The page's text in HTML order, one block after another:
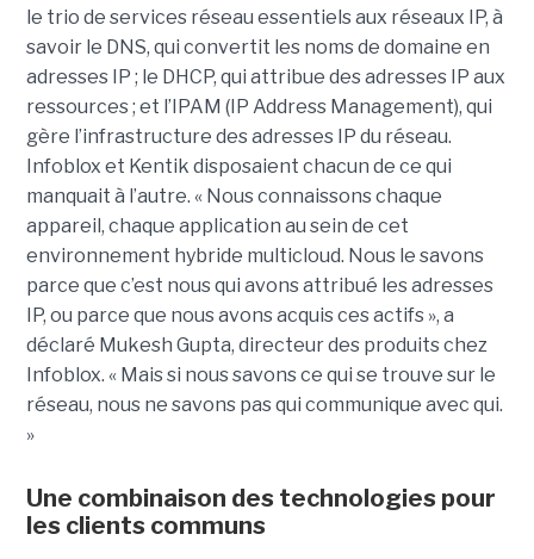
le trio de services réseau essentiels aux réseaux IP, à
savoir le DNS, qui convertit les noms de domaine en
adresses IP ; le DHCP, qui attribue des adresses IP aux
ressources ; et l’IPAM (IP Address Management), qui
gère l’infrastructure des adresses IP du réseau.
Infoblox et Kentik disposaient chacun de ce qui
manquait à l’autre. « Nous connaissons chaque
appareil, chaque application au sein de cet
environnement hybride multicloud. Nous le savons
parce que c’est nous qui avons attribué les adresses
IP, ou parce que nous avons acquis ces actifs », a
déclaré Mukesh Gupta, directeur des produits chez
Infoblox. « Mais si nous savons ce qui se trouve sur le
réseau, nous ne savons pas qui communique avec qui.
»
Une combinaison des technologies pour
les clients communs